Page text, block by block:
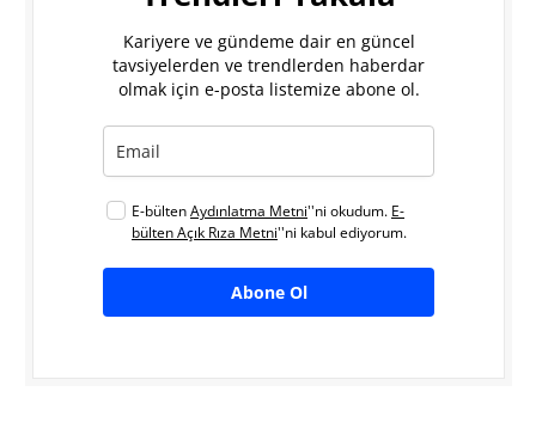
Kariyere ve gündeme dair en güncel
tavsiyelerden ve trendlerden haberdar
olmak için e-posta listemize abone ol.
E-bültenAydınlatma Metni''ni okudum. E-
bülten Açık Rıza Metni''ni kabul ediyorum.
Abone Ol